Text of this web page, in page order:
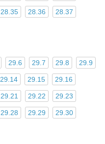
28.35 28.36 28.37
29.6 29.7 29.8 29.9
29.14 29.15 29.16
29.21 29.22 29.23
29.28 29.29 29.30